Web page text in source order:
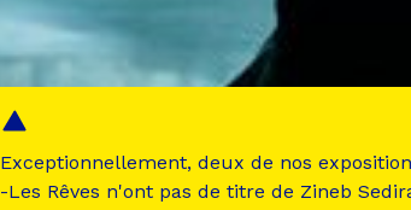
Exceptionnellement, deux de nos
-Les Rêves n'ont pas de titre de Zineb